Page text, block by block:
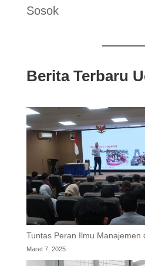
Sosok
Berita Terbaru
Tuntas Peran Ilmu Manajemen
Maret 7, 2025